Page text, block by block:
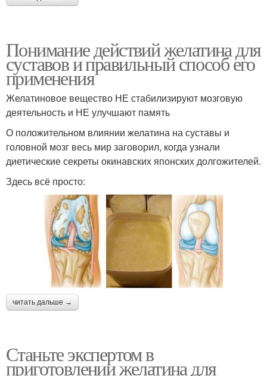
Понимание действий желатина для
суставов и правильный способ его
применения
Желатиновое вещество НЕ стабилизируют мозговую
деятельность и НЕ улучшают память
О положительном влиянии желатина на суставы и
головной мозг весь мир заговорил, когда узнали
диетические секреты окинавских японских долгожителей.
Здесь всё просто:
читать дальше →
Станьте экспертом в
приготовлении желатина для